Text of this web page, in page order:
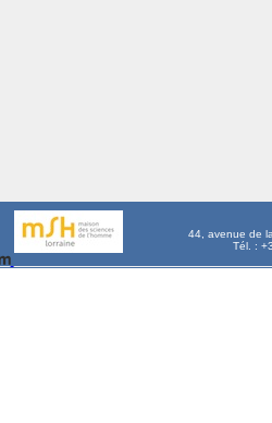
44, avenue de
Tél. :